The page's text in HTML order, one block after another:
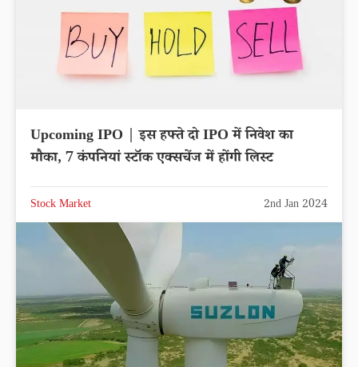
Upcoming IPO | इस हफ्ते दो IPO में निवेश का
मौका, 7 कंपनियां स्टॉक एक्सचेंज में होंगी लिस्ट
Stock Market 2nd Jan 2024